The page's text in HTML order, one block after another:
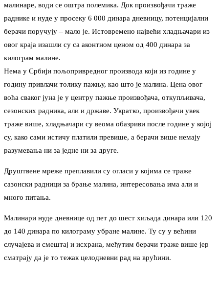
малинаре, води се оштра полемика. Док произвођачи траже
раднике и нуде у просеку 6 000 динара дневницу, потенцијални
берачи поручују – мало је. Истовремено највећи хладњачари из
овог краја изашли су са аконтном ценом од 400 динара за
килограм малине.
Нема у Србији пољопривредног производа који из године у
годину привлачи толику пажњу, као што је малина. Цена овог
воћа сваког јуна је у центру пажње произвођача, откупљивача,
сезонских радника, али и државе. Укратко, произвођачи увек
траже више, хладњачари су веома обазриви после године у којој
су, како сами истичу платили превише, а берачи више немају
разумевања ни за једне ни за друге.
Друштвене мреже преплавили су огласи у којима се траже
сазонски радници за брање малина, интересовања има али и
много питања.
Малинари нуде дневнице од пет до шест хиљада динара или 120
до 140 динара по килограму убране малине. Ту су у већини
случајева и смештај и исхрана, међутим берачи траже више јер
сматрају да је то тежак целодневни рад на врућини.